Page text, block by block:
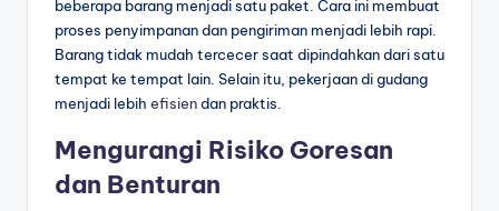
beberapa barang menjadi satu paket. Cara ini membuat
proses penyimpanan dan pengiriman menjadi lebih rapi.
Barang tidak mudah tercecer saat dipindahkan dari satu
tempat ke tempat lain. Selain itu, pekerjaan di gudang
menjadi lebih efisiendan praktis.
Mengurangi Risiko Goresan
dan Benturan